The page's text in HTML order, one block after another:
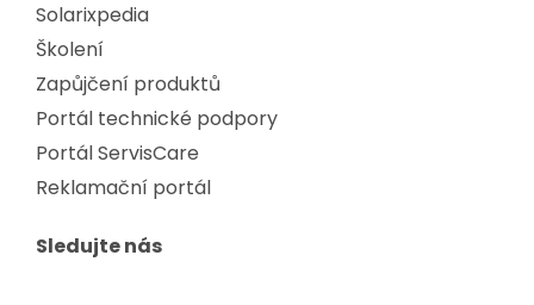
Solarixpedia
Školení
Zapůjčení produktů
Portál technické podpory
Portál ServisCare
Reklamační portál
Sledujte nás